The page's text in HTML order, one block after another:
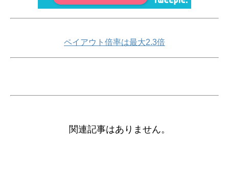
ペイアウト倍率は最大2.3倍
関連記事はありません。